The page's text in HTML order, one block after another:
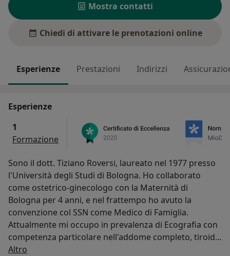
Mostra contatti
Chiedi di attivare le prenotazioni online
Esperienze Prestazioni Indirizzi
Esperienze
1
Formazione
Sono il dott. Tiziano Roversi, laureato nel 1977 presso
l'Università degli Studi di Bologna. Ho collaborato
come ostetrico-ginecologo con la Maternità di
Bologna per 4 anni, e nel frattempo ho avuto la
convenzione col SSN come Medico di Famiglia.
Attualmente mi occupo in prevalenza di Ecografia con
competenza particolare nell'addome completo, tiroide,
mammella e tessuti superficiali. Esercito alternandomi
Altro